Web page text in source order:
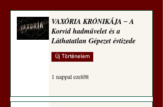
VAXÓRIA KRÓNIKÁJA ‒ A
Korvid hadművelet és a
Láthatatlan Gépezet évtizede
Új Történelem
1 nappal ezelőtt